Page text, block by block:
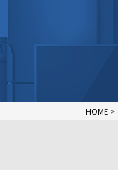
HOME >